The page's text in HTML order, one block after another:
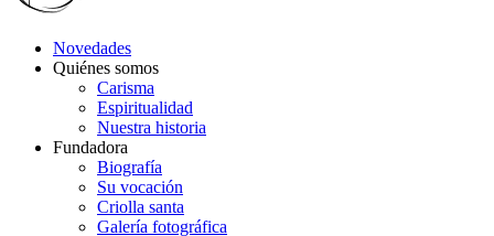
Novedades
Quiénes somos
Carisma
Espiritualidad
Nuestra historia
Fundadora
Biografía
Su vocación
Criolla santa
Galería fotográfica